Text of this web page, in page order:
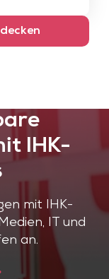
IHK-
mit IHK-
IT und
an.